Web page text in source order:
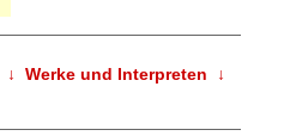
↓ Werke und Interpreten ↓